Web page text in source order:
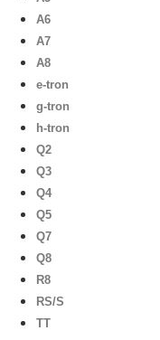
A6
A7
A8
e-tron
g-tron
h-tron
Q2
Q3
Q4
Q5
Q7
Q8
R8
RS/S
TT